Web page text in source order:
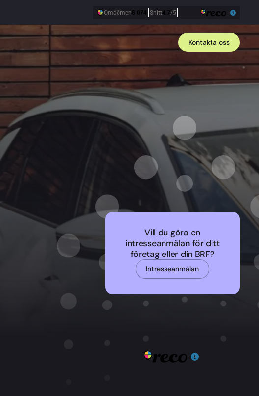
Kontakta oss
Vill du göra en
intresseanmälan för ditt
företag eller din BRF?
Intresseanmälan